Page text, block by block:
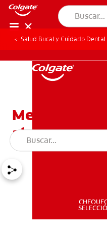
Salud Bucal y Cuidado
Me mordí la
ahora?